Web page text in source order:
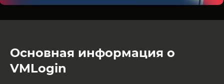
Основная информация о
VMLogin